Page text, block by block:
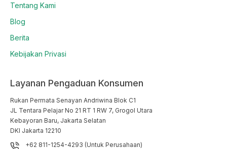
Tentang Kami
Blog
Berita
Kebijakan Privasi
Layanan Pengaduan Konsumen
Rukan Permata Senayan Andriwina Blok C1
JL Tentara Pelajar No 21 RT 1 RW 7, Grogol Utara
Kebayoran Baru, Jakarta Selatan
DKI Jakarta 12210
+62 811-1254-4293 (Untuk Perusahaan)